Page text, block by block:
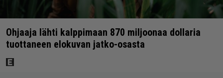
Ohjaaja lähti kalppimaan 870 miljoonaa dollaria
tuottaneen elokuvan jatko-osasta